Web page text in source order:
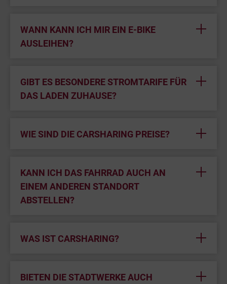
WANN KANN ICH MIR EIN E-BIKE
AUSLEIHEN?
GIBT ES BESONDERE STROMTARIFE FÜR
DAS LADEN ZUHAUSE?
WIE SIND DIE CARSHARING PREISE?
KANN ICH DAS FAHRRAD AUCH AN
EINEM ANDEREN STANDORT
ABSTELLEN?
WAS IST CARSHARING?
BIETEN DIE STADTWERKE AUCH